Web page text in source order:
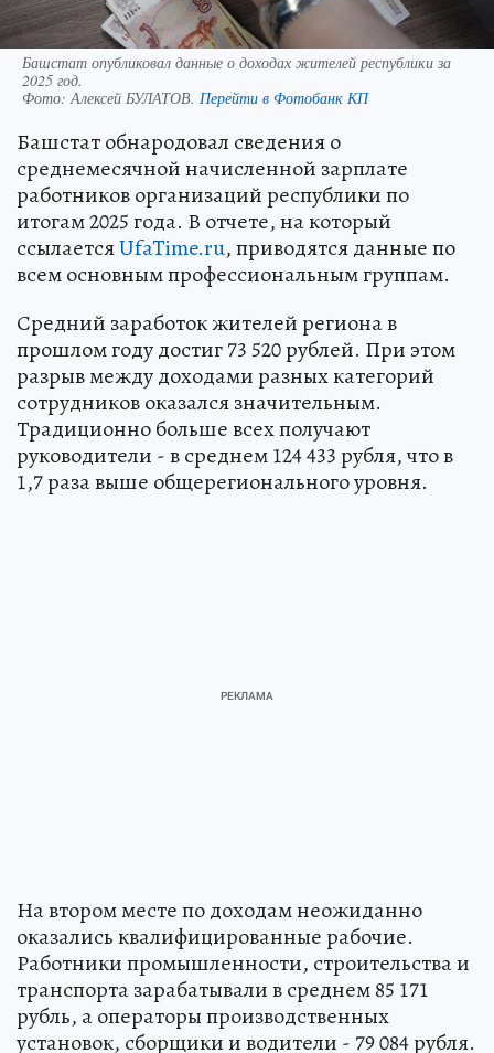
Башстат опубликовал данные о доходах жителей республики за
2025 год.
Фото:Алексей БУЛАТОВ. Перейти в Фотобанк КП
Башстат обнародовал сведения о
среднемесячной начисленной зарплате
работников организаций республики по
итогам 2025 года. В отчете, на который
ссылаетсяUfaTime.ru, приводятся данные по
всем основным профессиональным группам.
Средний заработок жителей региона в
прошлом году достиг 73 520 рублей. При этом
разрыв между доходами разных категорий
сотрудников оказался значительным.
Традиционно больше всех получают
руководители - в среднем 124 433 рубля, что в
1,7 раза выше общерегионального уровня.
На втором месте по доходам неожиданно
оказались квалифицированные рабочие.
Работники промышленности, строительства и
транспорта зарабатывали в среднем 85 171
рубль, а операторы производственных
установок, сборщики и водители - 79 084 рубля.